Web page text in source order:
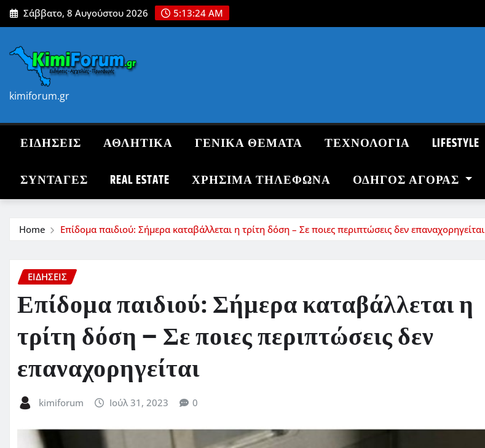
Skip
to
Σάββατο, 8 Αυγούστου 2026 5:13:25 AM
kimiforum.gr
ΕΙΔΗΣΕΙΣ ΑΘΛΗΤΙΚΑ ΓΕΝΙΚΑ ΘΕΜΑΤΑ ΤΕΧΝΟΛΟΓΙΑ LIFESTYLE
ΣΥΝΤΑΓΈΣ REAL ESTATE ΧΡΗΣΙΜΑ ΤΗΛΕΦΩΝΑ ΟΔΗΓΌΣ ΑΓΟΡΆΣ
Home Επίδομα παιδιού: Σήμερα καταβάλλεται η τρίτη δόση – Σε ποιες περιπτώσεις δεν επαναχορηγείται
ΕΙΔΗΣΕΙΣ
Επίδομα παιδιού: Σήμερα καταβάλλεται η
τρίτη δόση – Σε ποιες περιπτώσεις δεν
επαναχορηγείται
kimiforum Ιούλ 31, 2023 0